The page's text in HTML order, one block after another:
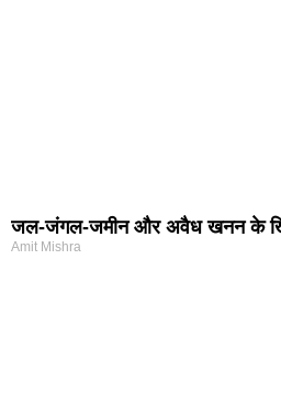
जल-जंगल-जमीन और अवैध खनन के
Amit Mishra